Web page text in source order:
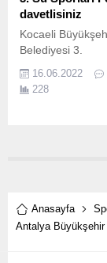
davetlisiniz
Kocaeli
Belediyesi 3.
16.06.2022
228
Anasayfa
Antalya